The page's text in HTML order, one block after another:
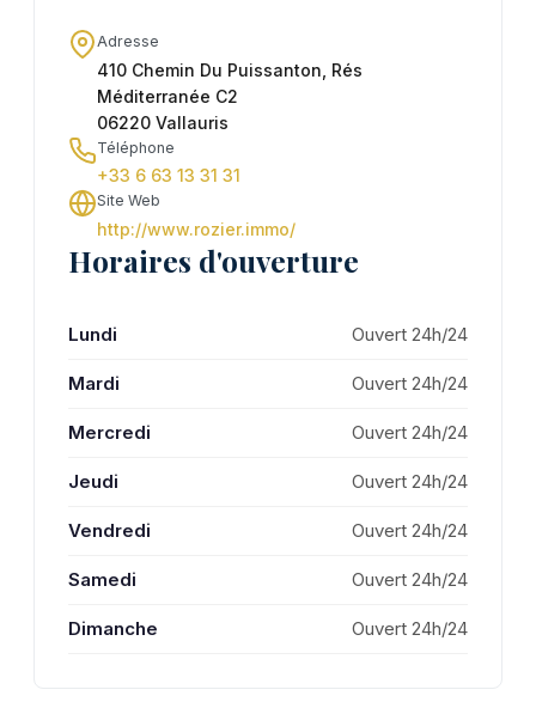
Adresse
410 Chemin Du Puissanton, Rés
Méditerranée C2
06220 Vallauris
Téléphone
+33 6 63 13 31 31
Site Web
http://www.rozier.immo/
Horaires d'ouverture
Lundi Ouvert 24h/24
Mardi Ouvert 24h/24
Mercredi Ouvert 24h/24
Jeudi Ouvert 24h/24
Vendredi Ouvert 24h/24
Samedi Ouvert 24h/24
Dimanche Ouvert 24h/24